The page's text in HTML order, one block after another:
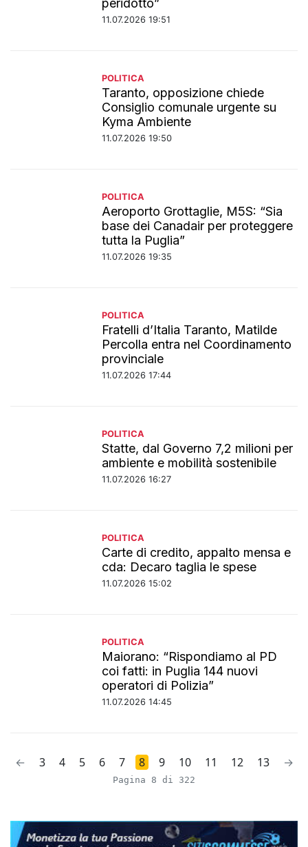
11.07.2026 19:51
POLITICA
Taranto, opposizione chiede
Consiglio comunale urgente su
Kyma Ambiente
11.07.2026 19:50
POLITICA
Aeroporto Grottaglie, M5S: “Sia
base dei Canadair per proteggere
tutta la Puglia”
11.07.2026 19:35
POLITICA
Fratelli d’Italia Taranto, Matilde
Percolla entra nel Coordinamento
provinciale
11.07.2026 17:44
POLITICA
Statte, dal Governo 7,2 milioni per
ambiente e mobilità sostenibile
11.07.2026 16:27
POLITICA
Carte di credito, appalto mensa e
cda: Decaro taglia le spese
11.07.2026 15:02
POLITICA
Maiorano: “Rispondiamo al PD
coi fatti: in Puglia 144 nuovi
operatori di Polizia”
11.07.2026 14:45
← 3 4 5 6 7 8 9 10 11 12 13 →
Pagina 8 di 322